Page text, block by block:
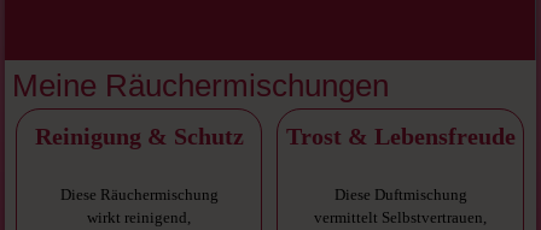
Meine Räuchermischungen
Reinigung & Schutz
Diese Räuchermischung
wirkt reinigend,
Trost & Lebensfreude
Diese Duftmischung
vermittelt Selbstvertrauen,